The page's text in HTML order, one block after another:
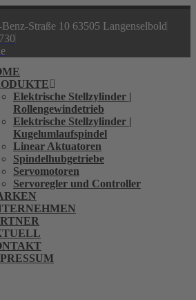
Straße 10 63505 Langenselbold
Elektrische Stellzylinder |
Rollengewindetrieb
Elektrische Stellzylinder |
Kugelumlaufspindel
Linear Aktuatoren
Spindelhubgetriebe
Servomotoren
Servoregler und Controller